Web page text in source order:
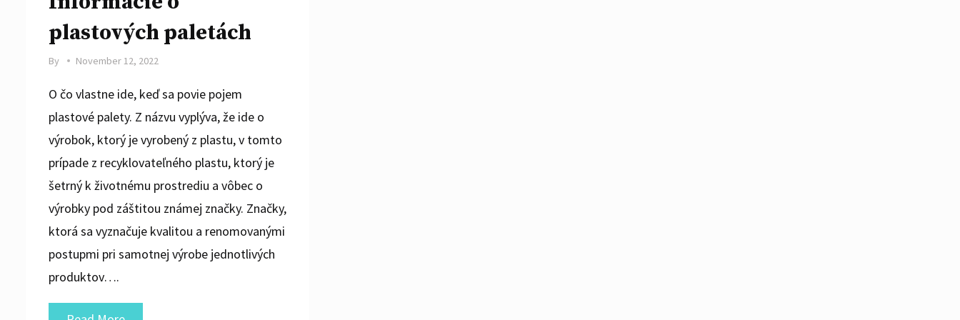
plastových paletách
By November 12, 2022
O čo vlastne ide, keď sa povie pojem
plastové palety. Z názvu vyplýva, že ide o
výrobok, ktorý je vyrobený z plastu, v tomto
prípade z recyklovateľného plastu, ktorý je
šetrný k životnému prostrediu a vôbec o
výrobky pod záštitou známej značky. Značky,
ktorá sa vyznačuje kvalitou a renomovanými
postupmi pri samotnej výrobe jednotlivých
produktov….